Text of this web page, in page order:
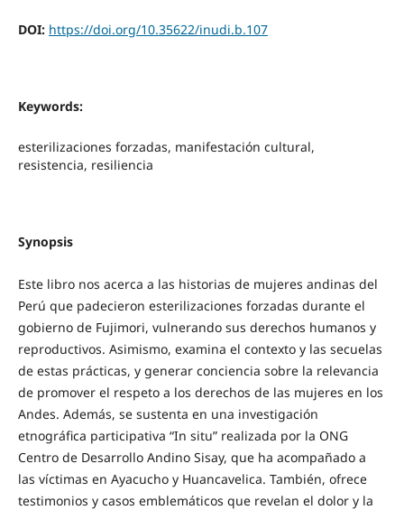
DOI: https://doi.org/10.35622/inudi.b.107
Keywords:
esterilizaciones forzadas, manifestación cultural,
resistencia, resiliencia
Synopsis
Este libro nos acerca a las historias de mujeres andinas del
Perú que padecieron esterilizaciones forzadas durante el
gobierno de Fujimori, vulnerando sus derechos humanos y
reproductivos. Asimismo, examina el contexto y las secuelas
de estas prácticas, y generar conciencia sobre la relevancia
de promover el respeto a los derechos de las mujeres en los
Andes. Además, se sustenta en una investigación
etnográfica participativa “In situ” realizada por la ONG
Centro de Desarrollo Andino Sisay, que ha acompañado a
las víctimas en Ayacucho y Huancavelica. También, ofrece
testimonios y casos emblemáticos que revelan el dolor y la